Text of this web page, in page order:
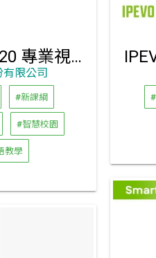
IPEVO V4K PRO 120 專業視訊教學/協作攝影機
有限公司
#新課綱
#智慧校園
教學